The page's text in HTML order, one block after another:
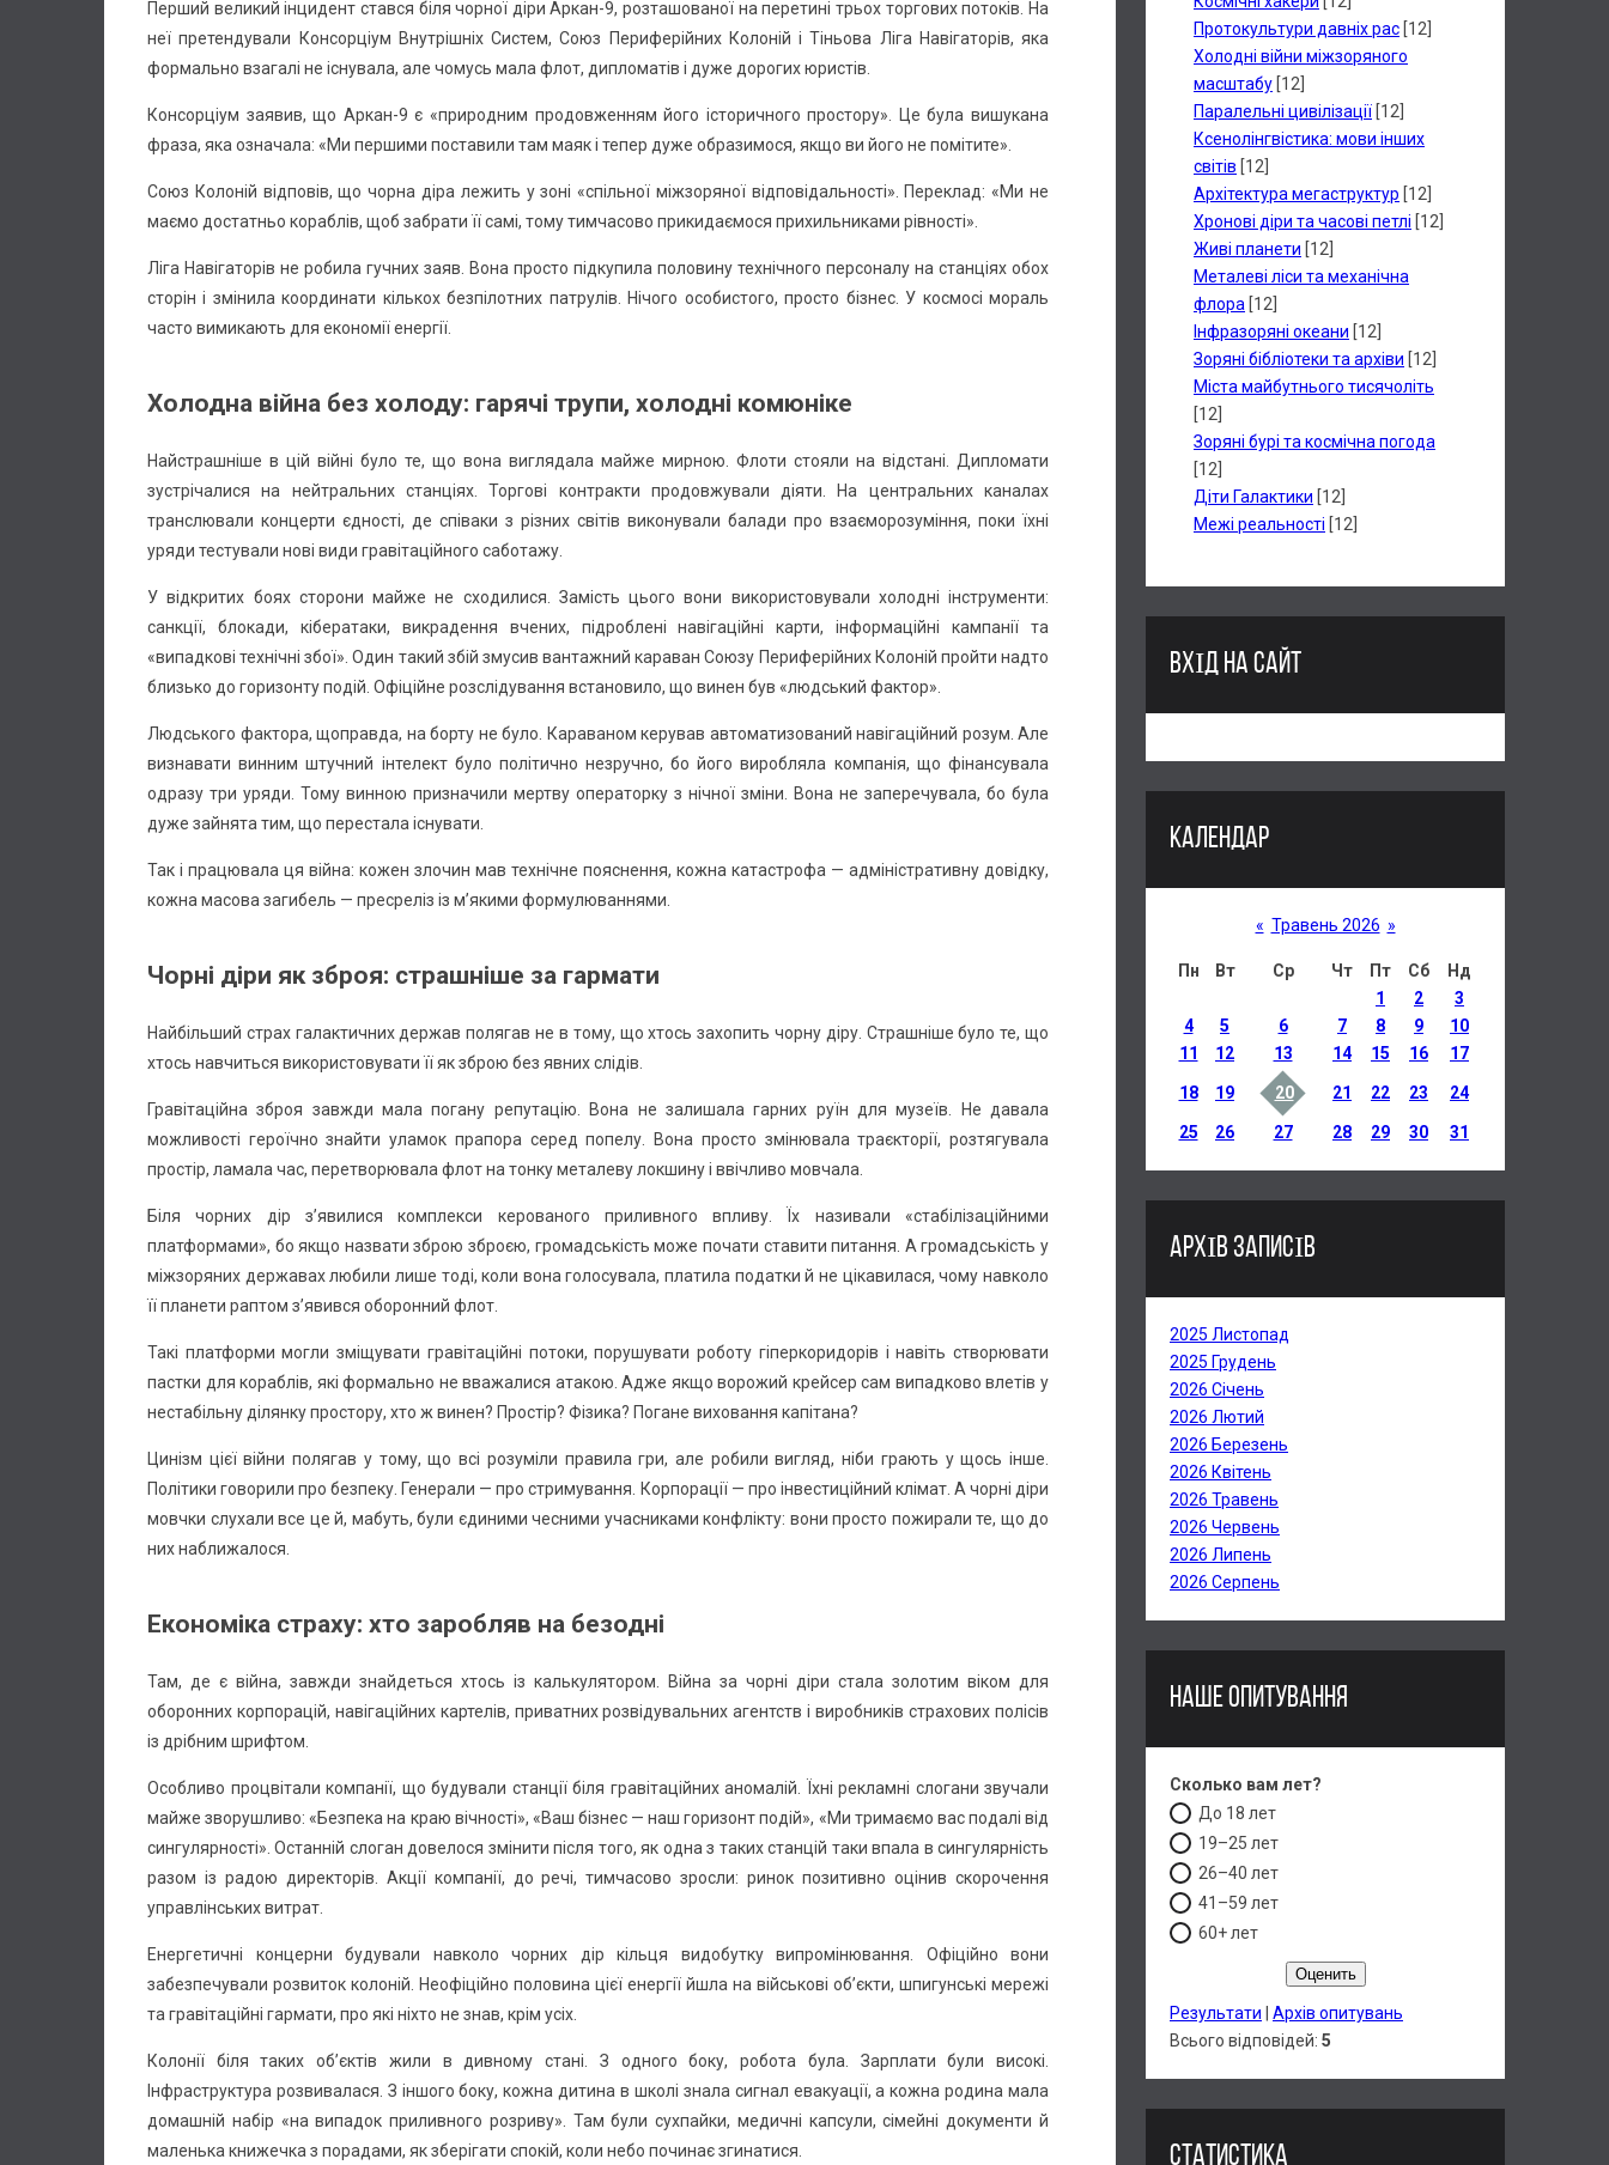
Перший великий інцидент стався біля чорної діри Аркан-9, розташованої на перетині трьох торгових потоків. На
неї претендували Консорціум Внутрішніх Систем, Союз Периферійних Колоній і Тіньова Ліга Навігаторів, яка
формально взагалі не існувала, але чомусь мала флот, дипломатів і дуже дорогих юристів.
Консорціум заявив, що Аркан-9 є «природним продовженням його історичного простору». Це була вишукана
фраза, яка означала: «Ми першими поставили там маяк і тепер дуже образимося, якщо ви його не помітите».
Союз Колоній відповів, що чорна діра лежить у зоні «спільної міжзоряної відповідальності». Переклад: «Ми не
маємо достатньо кораблів, щоб забрати її самі, тому тимчасово прикидаємося прихильниками рівності».
Ліга Навігаторів не робила гучних заяв. Вона просто підкупила половину технічного персоналу на станціях обох
сторін і змінила координати кількох безпілотних патрулів. Нічого особистого, просто бізнес. У космосі мораль
часто вимикають для економії енергії.
Холодна війна без холоду: гарячі трупи, холодні комюніке
Найстрашніше в цій війні було те, що вона виглядала майже мирною. Флоти стояли на відстані. Дипломати
зустрічалися на нейтральних станціях. Торгові контракти продовжували діяти. На центральних каналах
транслювали концерти єдності, де співаки з різних світів виконували балади про взаєморозуміння, поки їхні
уряди тестували нові види гравітаційного саботажу.
У відкритих боях сторони майже не сходилися. Замість цього вони використовували холодні інструменти:
санкції, блокади, кібератаки, викрадення вчених, підроблені навігаційні карти, інформаційні кампанії та
«випадкові технічні збої». Один такий збій змусив вантажний караван Союзу Периферійних Колоній пройти надто
близько до горизонту подій. Офіційне розслідування встановило, що винен був «людський фактор».
Людського фактора, щоправда, на борту не було. Караваном керував автоматизований навігаційний розум. Але
визнавати винним штучний інтелект було політично незручно, бо його виробляла компанія, що фінансувала
одразу три уряди. Тому винною призначили мертву операторку з нічної зміни. Вона не заперечувала, бо була
дуже зайнята тим, що перестала існувати.
Так і працювала ця війна: кожен злочин мав технічне пояснення, кожна катастрофа — адміністративну довідку,
кожна масова загибель — пресреліз із м’якими формулюваннями.
Чорні діри як зброя: страшніше за гармати
Найбільший страх галактичних держав полягав не в тому, що хтось захопить чорну діру. Страшніше було те, що
хтось навчиться використовувати її як зброю без явних слідів.
Гравітаційна зброя завжди мала погану репутацію. Вона не залишала гарних руїн для музеїв. Не давала
можливості героїчно знайти уламок прапора серед попелу. Вона просто змінювала траєкторії, розтягувала
простір, ламала час, перетворювала флот на тонку металеву локшину і ввічливо мовчала.
Біля чорних дір з’явилися комплекси керованого приливного впливу. Їх називали «стабілізаційними
платформами», бо якщо назвати зброю зброєю, громадськість може почати ставити питання. А громадськість у
міжзоряних державах любили лише тоді, коли вона голосувала, платила податки й не цікавилася, чому навколо
її планети раптом з’явився оборонний флот.
Такі платформи могли зміщувати гравітаційні потоки, порушувати роботу гіперкоридорів і навіть створювати
пастки для кораблів, які формально не вважалися атакою. Адже якщо ворожий крейсер сам випадково влетів у
нестабільну ділянку простору, хто ж винен? Простір? Фізика? Погане виховання капітана?
Цинізм цієї війни полягав у тому, що всі розуміли правила гри, але робили вигляд, ніби грають у щось інше.
Політики говорили про безпеку. Генерали — про стримування. Корпорації — про інвестиційний клімат. А чорні діри
мовчки слухали все це й, мабуть, були єдиними чесними учасниками конфлікту: вони просто пожирали те, що до
них наближалося.
Економіка страху: хто заробляв на безодні
Там, де є війна, завжди знайдеться хтось із калькулятором. Війна за чорні діри стала золотим віком для
оборонних корпорацій, навігаційних картелів, приватних розвідувальних агентств і виробників страхових полісів
із дрібним шрифтом.
Особливо процвітали компанії, що будували станції біля гравітаційних аномалій. Їхні рекламні слогани звучали
майже зворушливо: «Безпека на краю вічності», «Ваш бізнес — наш горизонт подій», «Ми тримаємо вас подалі від
сингулярності». Останній слоган довелося змінити після того, як одна з таких станцій таки впала в сингулярність
разом із радою директорів. Акції компанії, до речі, тимчасово зросли: ринок позитивно оцінив скорочення
управлінських витрат.
Енергетичні концерни будували навколо чорних дір кільця видобутку випромінювання. Офіційно вони
забезпечували розвиток колоній. Неофіційно половина цієї енергії йшла на військові об’єкти, шпигунські мережі
та гравітаційні гармати, про які ніхто не знав, крім усіх.
Колонії біля таких об’єктів жили в дивному стані. З одного боку, робота була. Зарплати були високі.
Інфраструктура розвивалася. З іншого боку, кожна дитина в школі знала сигнал евакуації, а кожна родина мала
домашній набір «на випадок приливного розриву». Там були сухпайки, медичні капсули, сімейні документи й
маленька книжечка з порадами, як зберігати спокій, коли небо починає згинатися.
Протокультури давніх рас [12]
Холодні війни міжзоряного
масштабу [12]
Паралельні цивілізації [12]
Ксенолінгвістика: мови інших
світів [12]
Архітектура мегаструктур [12]
Хронові діри та часові петлі [12]
Живі планети [12]
Металеві ліси та механічна
флора [12]
Інфразоряні океани [12]
Зоряні бібліотеки та архіви [12]
Міста майбутнього тисячоліть
[12]
Зоряні бурі та космічна погода
[12]
Діти Галактики [12]
Межі реальності [12]
ВХІД НА САЙТ
КАЛЕНДАР
« Травень 2026 »
Пн Вт Ср Чт Пт Сб
Нд
1
2
3
4
5 6 7 8 9
10
11
12 13 14 15 16 17
18 19 20 21 22 23 24
25 26 27 28 29 30 31
АРХІВ ЗАПИСІВ
2025 Листопад
2025 Грудень
2026 Січень
2026 Лютий
2026 Березень
2026 Квітень
2026 Травень
2026 Червень
2026 Липень
2026 Серпень
НАШЕ ОПИТУВАННЯ
Сколько вам лет?
До 18 лет
19–25 лет
26–40 лет
41–59 лет
60+ лет
Результати
Архів опитувань
Всього відповідей: 5
СТАТИСТИКА